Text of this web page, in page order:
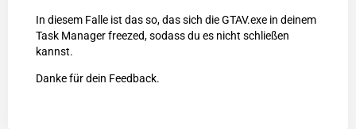
In diesem Falle ist das so, das sich die GTAV.exe in deinem
Task Manager freezed, sodass du es nicht schließen
kannst.
Danke für dein Feedback.